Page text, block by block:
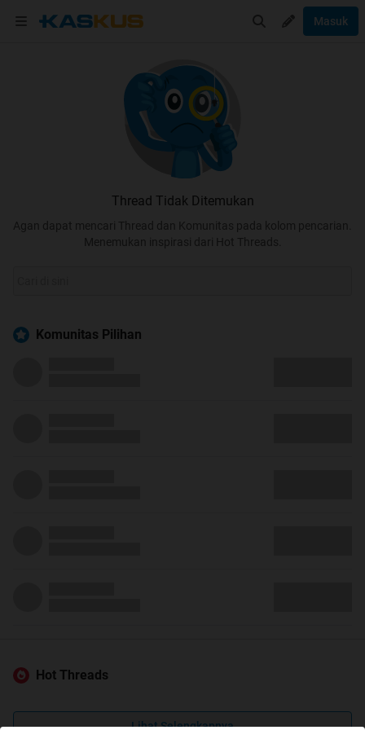
Masuk
Thread Tidak Ditemukan
Agan dapat mencari Thread dan Komunitas pada kolom pencarian.
Menemukan inspirasi dari Hot Threads.
Komunitas Pilihan
Hot Threads
Lihat Selengkapnya